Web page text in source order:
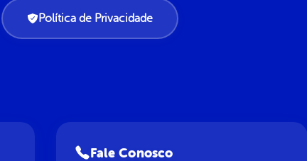
Política de Privacidade
Fale Conosco